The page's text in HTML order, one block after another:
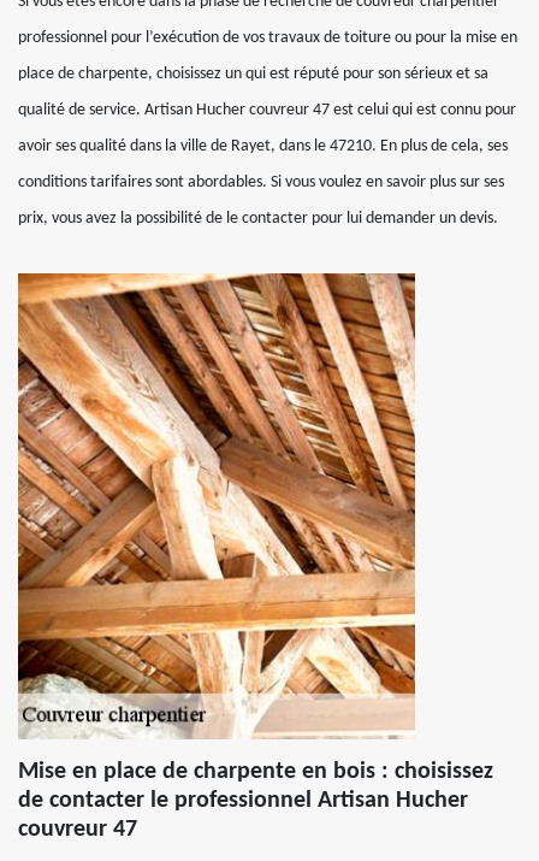
professionnel pour l’exécution de vos travaux de toiture ou pour la mise en
place de charpente, choisissez un qui est réputé pour son sérieux et sa
qualité de service. Artisan Hucher couvreur 47 est celui qui est connu pour
avoir ses qualité dans la ville de Rayet, dans le 47210. En plus de cela, ses
conditions tarifaires sont abordables. Si vous voulez en savoir plus sur ses
prix, vous avez la possibilité de le contacter pour lui demander un devis.
Mise en place de charpente en bois : choisissez
de contacter le professionnel Artisan Hucher
couvreur 47